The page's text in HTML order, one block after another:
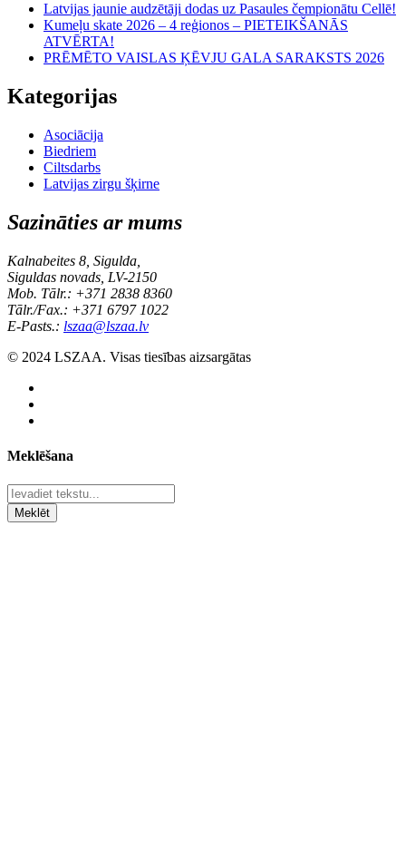
Latvijas jaunie audzētāji dodas uz Pasaules čempionātu Cellē!
Kumeļu skate 2026 – 4 reģionos – PIETEIKŠANĀS
ATVĒRTA!
PRĒMĒTO VAISLAS ĶĒVJU GALA SARAKSTS 2026
Kategorijas
Asociācija
Biedriem
Ciltsdarbs
Latvijas zirgu šķirne
Sazināties ar mums
Kalnabeites 8, Sigulda,
Siguldas novads, LV-2150
Mob. Tālr.: +371 2838 8360
Tālr./Fax.: +371 6797 1022
E-Pasts.: lszaa@lszaa.lv
© 2024 LSZAA. Visas tiesības aizsargātas
Meklēšana
Meklēt